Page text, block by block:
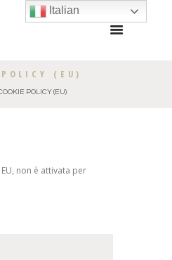
(EU)
POLICY (EU)
non è attivata per
Italian